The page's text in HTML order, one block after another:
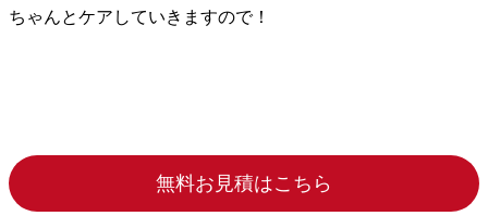
ちゃんとケアしていきますので！
無料お見積はこちら